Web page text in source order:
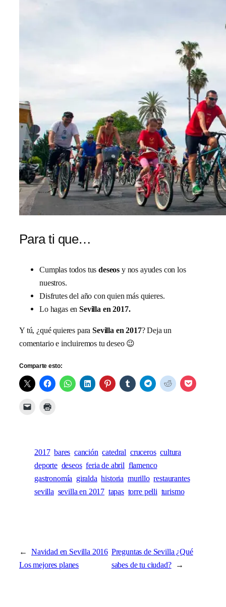
Para ti que…
Cumplas todos tusdeseos y nos ayudes con los
nuestros.
Disfrutes del año con quien más quieres.
Lo hagas enSevilla en 2017.
Y tú, ¿qué quieres paraSevilla en 2017? Deja un
comentario e incluiremos tu deseo 😉
Comparte esto:
2017 bares canción catedral cruceros cultura
deporte deseos feria de abril flamenco
gastronomía giralda historia murillo restaurantes
sevilla sevilla en 2017 tapas torre pelli turismo
← Navidad en Sevilla 2016
Los mejores planes
Preguntas de Sevilla ¿Qué
sabes de tu ciudad? →